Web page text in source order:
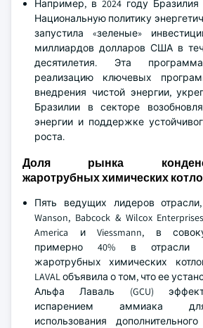
Например, в 2024 году
Национальную политику
запустила «зеленые»
миллиардов долларов США в
десятилетия. Эта
реализацию ключевых
внедрения чистой энергии,
Бразилии в секторе
энергии и поддержке
роста.
Доля рынка
жаротрубных химических
Пять ведущих лидеров
Wanson, Babcock & Wilcox
America и Viessmann, в
примерно 40% в отрасли
жаротрубных химических
LAVAL объявила о том, что ее
Альфа Лаваль (GCU)
испарением аммиака
использования